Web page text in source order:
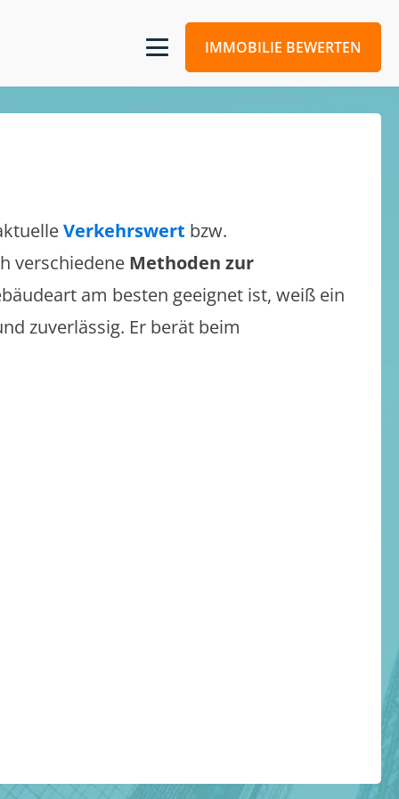
IMMOBILIE BEWERTEN
Verkehrswert bzw.
verschiedene Methoden zur
am besten geeignet ist, weiß ein
zuverlässig. Er berät beim